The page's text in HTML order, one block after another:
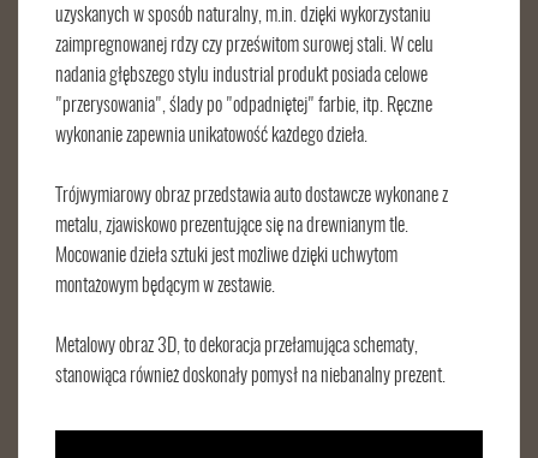
uzyskanych w sposób naturalny, m.in. dzięki wykorzystaniu
zaimpregnowanej rdzy czy prześwitom surowej stali. W celu
nadania głębszego stylu industrial produkt posiada celowe
"przerysowania", ślady po "odpadniętej" farbie, itp. Ręczne
wykonanie zapewnia unikatowość każdego dzieła.
Trójwymiarowy obraz przedstawia auto dostawcze wykonane z
metalu, zjawiskowo prezentujące się na drewnianym tle.
Mocowanie dzieła sztuki jest możliwe dzięki uchwytom
montażowym będącym w zestawie.
Metalowy obraz 3D, to dekoracja przełamująca schematy,
stanowiąca również doskonały pomysł na niebanalny prezent.